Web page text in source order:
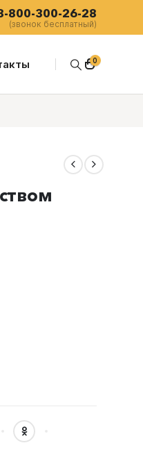
800-300-26-28
(звонок бесплатный)
0